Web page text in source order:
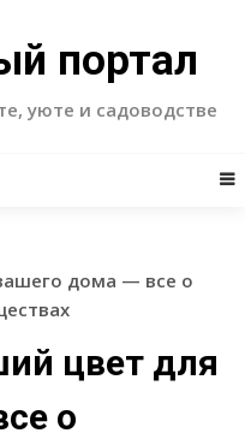
портал
уюте и садоводстве
дома — все о
цвет для
о